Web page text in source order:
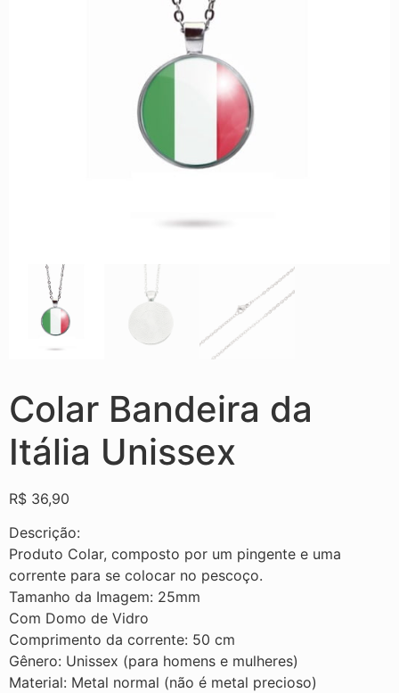
Colar Bandeira da
Itália Unissex
R$ 36,90
Descrição:
Produto Colar, composto por um pingente e uma
corrente para se colocar no pescoço.
Tamanho da Imagem: 25mm
Com Domo de Vidro
Comprimento da corrente: 50 cm
Gênero: Unissex (para homens e mulheres)
Material: Metal normal (não é metal precioso)